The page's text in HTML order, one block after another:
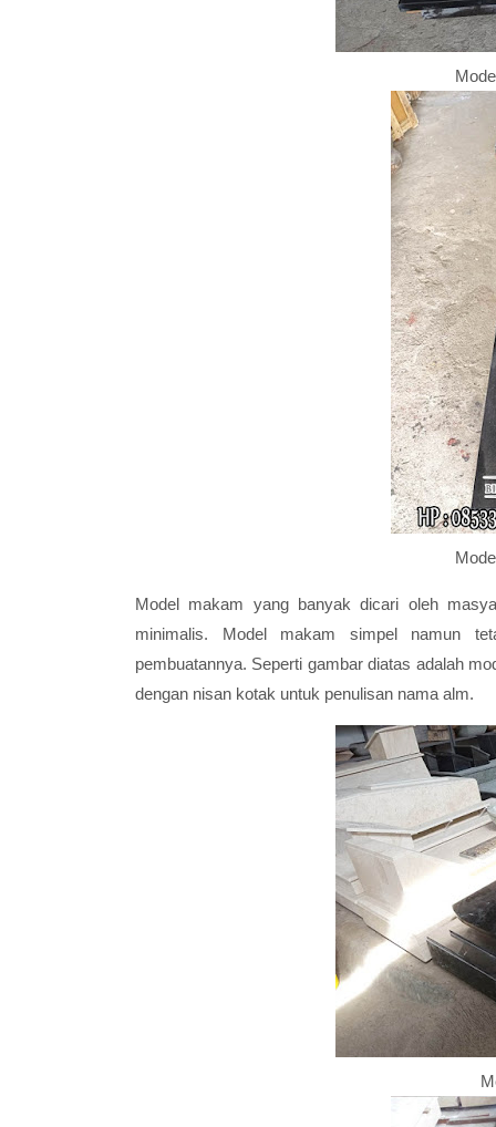
Model makam yang banyak dicari oleh
minimalis. Model makam simpel namun
pembuatannya. Seperti gambar diatas adalah
dengan nisan kotak untuk penulisan nama alm.